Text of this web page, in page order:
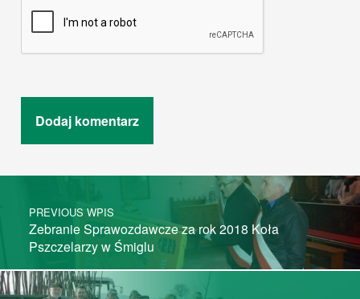
Post navigation
PREVIOUS WPIS
Zebranie Sprawozdawcze za rok 2018 Koła
Pszczelarzy w Śmiglu